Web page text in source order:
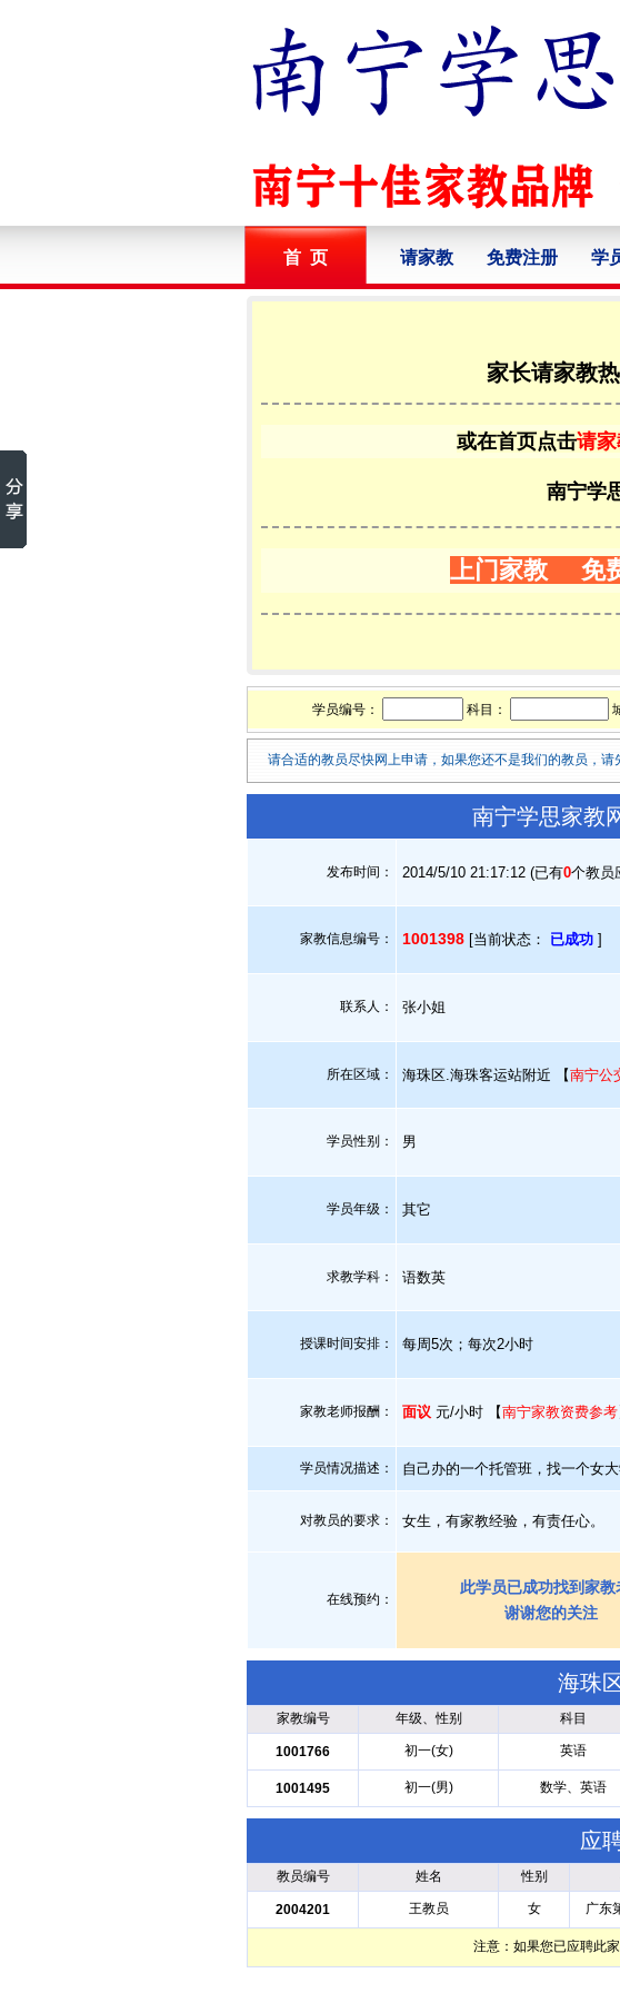
首 页 请家教 免费注册 学
家长请家教
或在首页点击请
南宁学
上门家教 免
学员编号： 科目：
请合适的教员尽快网上申请，如果您还不是我们的教员，请
南宁学思家教
发布时间： 2014/5/10 21:17:12 (已有0个教员
家教信息编号： 1001398 [当前状态： 已成功 ]
联系人： 张小姐
所在区域： 海珠区.海珠客运站附近 【南宁公
学员性别： 男
学员年级： 其它
求教学科： 语数英
授课时间安排： 每周5次；每次2小时
家教老师报酬： 面议 元/小时 【南宁家教资费参考
学员情况描述： 自己办的一个托管班，找一个女
对教员的要求： 女生，有家教经验，有责任心。
在线预约：
此学员已成功找到家教
谢谢您的关注
海珠
家教编号 年级、性别 科目
1001766 初一(女) 英语
1001495 初一(男) 数学、英语
应
教员编号 姓名 性别
2004201 王教员 女 广东
注意：如果您已应聘此